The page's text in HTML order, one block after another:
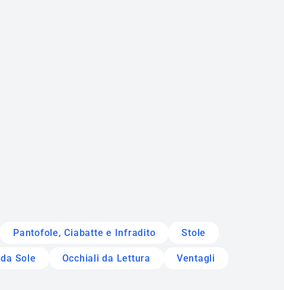
Pantofole, Ciabatte e Infradito Stole
Sole Occhiali da Lettura Ventagli